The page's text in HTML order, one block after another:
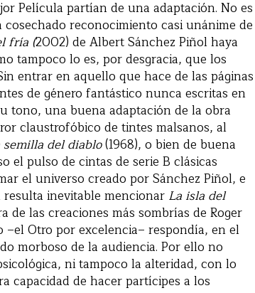
Película partían de una adaptación. No es
reconocimiento casi unánime de
fría (2002) de Albert Sánchez Piñol haya
tampoco lo es, por desgracia, que los
entrar en aquello que hace de las páginas
de género fantástico nunca escritas en
tono, una buena adaptación de la obra
claustrofóbico de tintes malsanos, al
semilla del diablo(1968), o bien de buena
el pulso de cintas de serie B clásicas
el universo creado por Sánchez Piñol, e
inevitable mencionar La isla del
de las creaciones más sombrías de Roger
Otro por excelencia– respondía, en el
morboso de la audiencia. Por ello no
ni tampoco la alteridad, con lo
capacidad de hacer partícipes a los